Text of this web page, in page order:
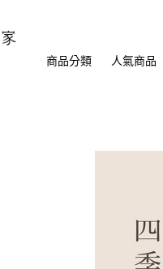
商品分類 人氣商品